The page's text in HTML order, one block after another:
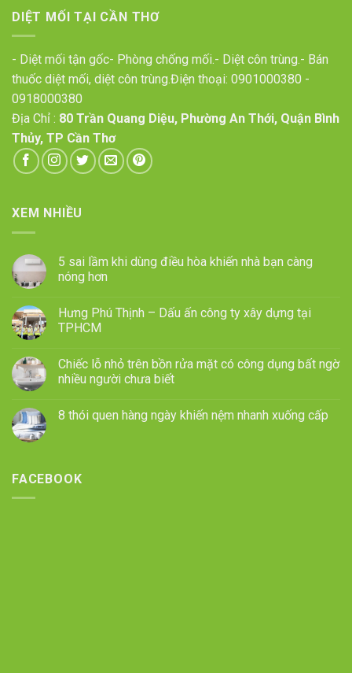
DIỆT MỐI TẠI CẦN THƠ
- Diệt mối tận gốc- Phòng chống mối.- Diệt côn trùng.- Bán
thuốc diệt mối, diệt côn trùng.Điện thoại: 0901000380 -
0918000380
Địa Chỉ : 80 Trần Quang Diệu, Phường An Thới, Quận Bình
Thủy, TP Cần Thơ
XEM NHIỀU
5 sai lầm khi dùng điều hòa khiến nhà bạn càng
nóng hơn
Hưng Phú Thịnh – Dấu ấn công ty xây dựng tại
TPHCM
Chiếc lỗ nhỏ trên bồn rửa mặt có công dụng bất ngờ
nhiều người chưa biết
8 thói quen hàng ngày khiến nệm nhanh xuống cấp
FACEBOOK